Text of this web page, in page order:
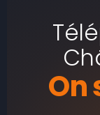
On